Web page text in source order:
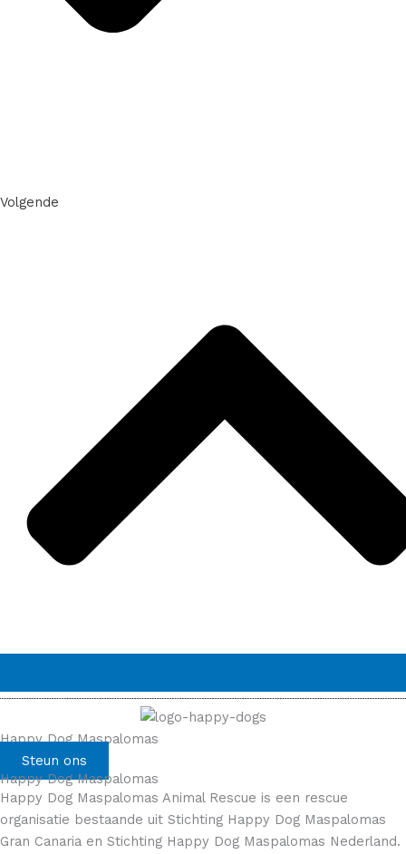
Volgende
Happy Dog Maspalomas
Steun ons
Happy Dog Maspalomas
Happy Dog Maspalomas Animal Rescue is een rescue
organisatie bestaande uit Stichting Happy Dog Maspalomas
Gran Canaria en Stichting Happy Dog Maspalomas Nederland.